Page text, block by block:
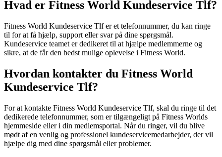
Hvad er Fitness World Kundeservice Tlf?
Fitness World Kundeservice Tlf er et telefonnummer, du kan ringe
til for at få hjælp, support eller svar på dine spørgsmål.
Kundeservice teamet er dedikeret til at hjælpe medlemmerne og
sikre, at de får den bedst mulige oplevelse i Fitness World.
Hvordan kontakter du Fitness World
Kundeservice Tlf?
For at kontakte Fitness World Kundeservice Tlf, skal du ringe til det
dedikerede telefonnummer, som er tilgængeligt på Fitness Worlds
hjemmeside eller i din medlemsportal. Når du ringer, vil du blive
mødt af en venlig og professionel kundeservicemedarbejder, der vil
hjælpe dig med dine spørgsmål eller problemer.